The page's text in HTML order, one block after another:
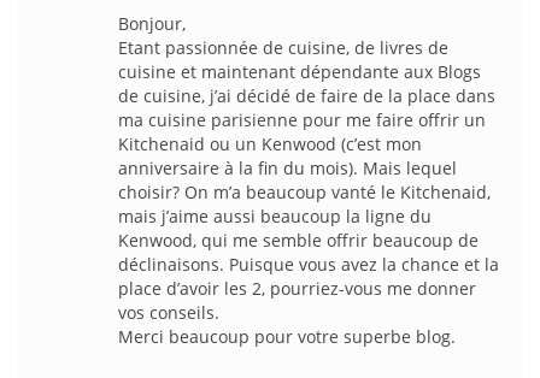
Bonjour,
Etant passionnée de cuisine, de livres de
cuisine et maintenant dépendante aux Blogs
de cuisine, j’ai décidé de faire de la place dans
ma cuisine parisienne pour me faire offrir un
Kitchenaid ou un Kenwood (c’est mon
anniversaire à la fin du mois). Mais lequel
choisir? On m’a beaucoup vanté le Kitchenaid,
mais j’aime aussi beaucoup la ligne du
Kenwood, qui me semble offrir beaucoup de
déclinaisons. Puisque vous avez la chance et la
place d’avoir les 2, pourriez-vous me donner
vos conseils.
Merci beaucoup pour votre superbe blog.